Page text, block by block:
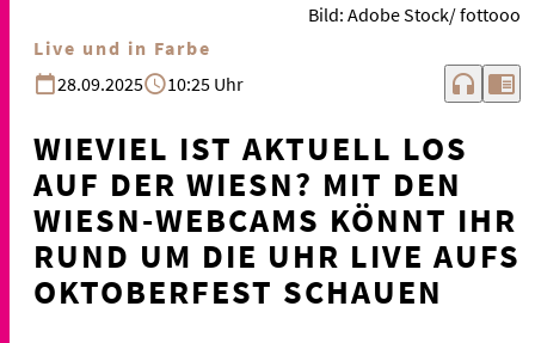
Bild: Adobe Stock/ fottooo
Live und in Farbe
28.09.2025
10:25 Uhr headphones chrome_reader_mode
WIEVIEL IST AKTUELL LOS
AUF DER WIESN? MIT DEN
WIESN-WEBCAMS KÖNNT IHR
RUND UM DIE UHR LIVE AUFS
OKTOBERFEST SCHAUEN